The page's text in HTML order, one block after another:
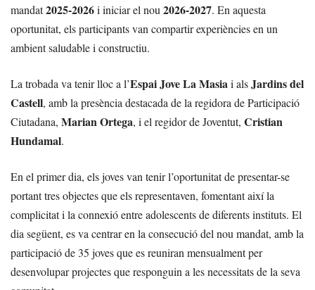
mandat2025-2026i iniciar el nou 2026-2027. En aquesta
oportunitat, els participants van compartir experiències en un
ambient saludable i constructiu.
La trobada va tenir lloc a l’Espai Jove La Masiai alsJardins del
Castell, amb la presència destacada de la regidora de Participació
Ciutadana, Marian Ortega, i el regidor de Joventut, Cristian
Hundamal.
En el primer dia, els joves van tenir l’oportunitat de presentar-se
portant tres objectes que els representaven, fomentant així la
complicitat i la connexió entre adolescents de diferents instituts. El
dia següent, es va centrar en la consecució del nou mandat, amb la
participació de 35 joves que es reuniran mensualment per
desenvolupar projectes que responguin a les necessitats de la seva